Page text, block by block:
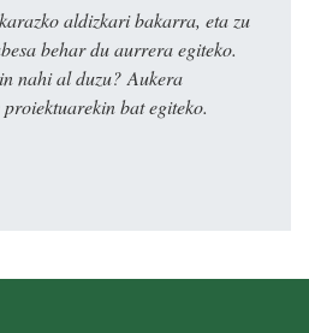
aldizkari bakarra, eta zu
behar du aurrera egiteko.
nahi al duzu? Aukera
bat egiteko.